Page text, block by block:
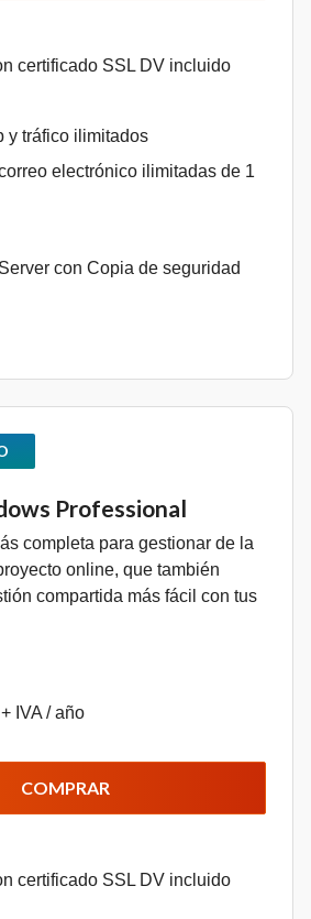
certificado SSL DV incluido
y tráfico ilimitados
electrónico ilimitadas de 1
con Copia de seguridad
Professional
completa para gestionar de la
online, que también
compartida más fácil con tus
+ IVA / año
COMPRAR
certificado SSL DV incluido